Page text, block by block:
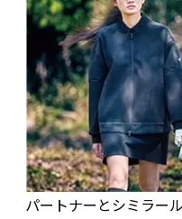
パートナーとシミラー